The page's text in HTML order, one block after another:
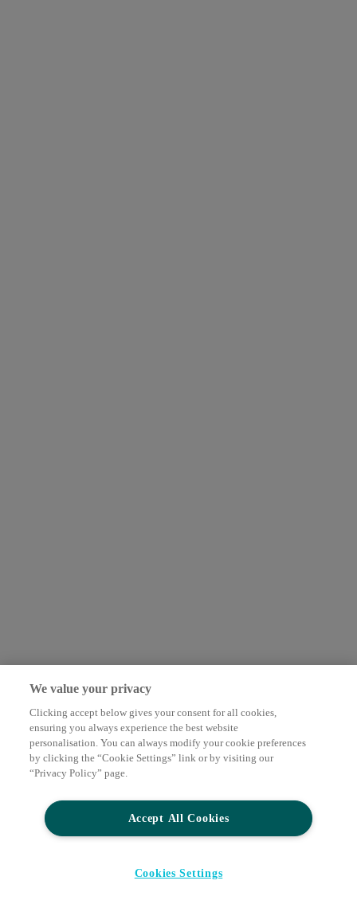
We value your privacy
Clicking accept below gives your consent for all cookies,
ensuring you always experience the best website
personalisation. You can always modify your cookie preferences
by clicking the “Cookie Settings” link or by visiting our
“Privacy Policy” page.
Accept All Cookies
Cookies Settings